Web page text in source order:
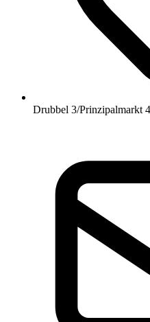
Drubbel 3/Prinzipalmarkt